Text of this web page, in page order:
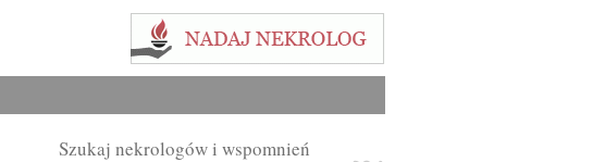
Szukaj nekrologów i wspomnień